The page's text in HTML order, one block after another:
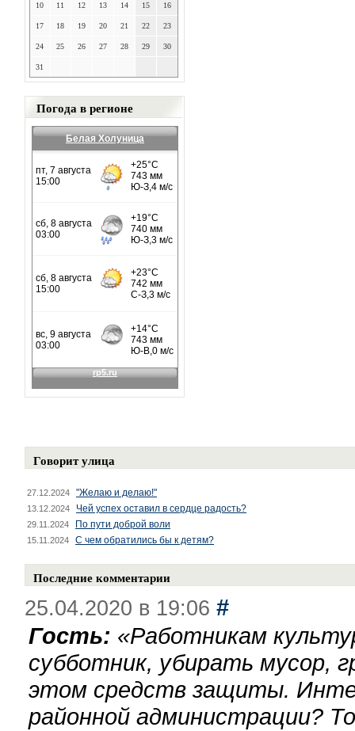
10 11 12 13 14 15 16
17 18 19 20 21 22 23
24 25 26 27 28 29 30
31
Погода в регионе
Белая Холуница
Говорит улица
27.12.2024 "Желаю и делаю!"
13.12.2024 Чей успех оставил в сердце радость?
29.11.2024 По пути доброй воли
15.11.2024 С чем обратились бы к детям?
Последние комментарии
25.04.2020 в 19:06 #
Гость: «Работникам
субботник, убирать мусор,
этом средств защиты.
районной администрации?